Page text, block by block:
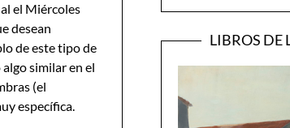
el Miércoles
desean
de este tipo de
similar en el
(el
específica.
LIBROS DE